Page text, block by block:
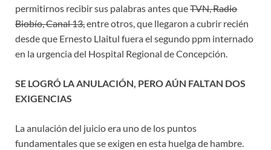
permitirnos recibir sus palabras antes queTVN, Radio
Biobío, Canal 13,entre otros, que llegaron a cubrir recién
desde que Ernesto Llaitul fuera el segundo ppm internado
en la urgencia del Hospital Regional de Concepción.
SE LOGRÓ LA ANULACIÓN, PERO AÚN FALTAN DOS
EXIGENCIAS
La anulación del juicio era uno de los puntos
fundamentales que se exigen en esta huelga de hambre.